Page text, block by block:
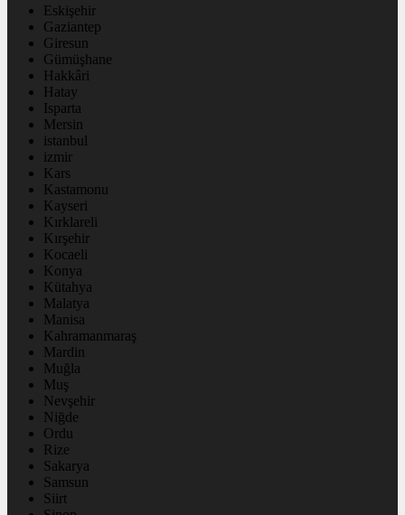
Eskişehir
Gaziantep
Giresun
Gümüşhane
Hakkâri
Hatay
Isparta
Mersin
istanbul
izmir
Kars
Kastamonu
Kayseri
Kırklareli
Kırşehir
Kocaeli
Konya
Kütahya
Malatya
Manisa
Kahramanmaraş
Mardin
Muğla
Muş
Nevşehir
Niğde
Ordu
Rize
Sakarya
Samsun
Siirt